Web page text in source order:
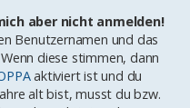
aber nicht anmelden!
Benutzernamen und das
diese stimmen, dann
aktiviert ist und du
alt bist, musst du bzw.